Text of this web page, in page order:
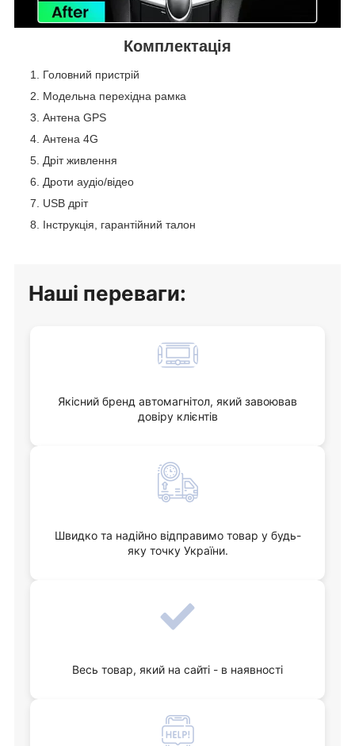
Комплектація
Головний пристрій
Модельна перехідна рамка
Антена GPS
Антена 4G
Дріт живлення
Дроти аудіо/відео
USB дріт
Інструкція, гарантійний талон
Наші переваги:
Якісний бренд автомагнітол, який завоював
довіру клієнтів
Швидко та надійно відправимо товар у будь-
яку точку України.
Весь товар, який на сайті - в наявності